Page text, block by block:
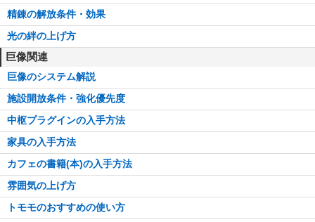
精錬の解放条件・効果
光の絆の上げ方
巨像関連
巨像のシステム解説
施設開放条件・強化優先度
中枢プラグインの入手方法
家具の入手方法
カフェの書籍(本)の入手方法
雰囲気の上げ方
トモモのおすすめの使い方